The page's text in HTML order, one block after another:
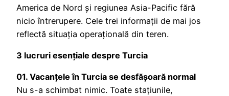
America de Nord și regiunea Asia-Pacific fără
nicio întrerupere. Cele trei informații de mai jos
reflectă situația operațională din teren.
3 lucruri esențiale despre Turcia
01. Vacanțele în Turcia se desfășoară normal
Nu s-a schimbat nimic. Toate stațiunile,